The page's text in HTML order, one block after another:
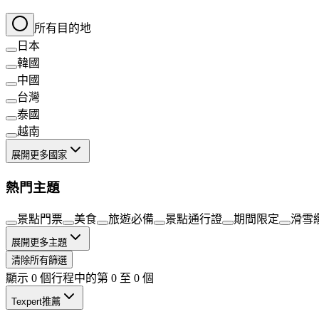
所有目的地
日本
韓國
中國
台灣
泰國
越南
展開更多國家
熱門主題
景點門票 美食 旅遊必備 景點通行證 期間限定 滑雪
展開更多主題
清除所有篩選
顯示 0 個行程中的第 0 至 0 個
Texpert推薦